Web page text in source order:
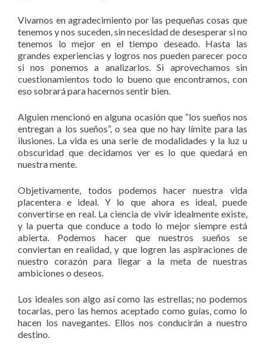
Vivamos en agradecimiento por las pequeñas cosas que
tenemos y nos suceden, sin necesidad de desesperar si no
tenemos lo mejor en el tiempo deseado. Hasta las
grandes experiencias y logros nos pueden parecer poco
si nos ponemos a analizarlos. Si aprovechamos sin
cuestionamientos todo lo bueno que encontramos, con
eso sobrará para hacernos sentir bien.
Alguien mencionó en alguna ocasión que “los sueños nos
entregan a los sueños”, o sea que no hay límite para las
ilusiones. La vida es una serie de modalidades y la luz u
obscuridad que decidamos ver es lo que quedará en
nuestra mente.
Objetivamente, todos podemos hacer nuestra vida
placentera e ideal. Y lo que ahora es ideal, puede
convertirse en real. La ciencia de vivir idealmente existe,
y la puerta que conduce a todo lo mejor siempre está
abierta. Podemos hacer que nuestros sueños se
conviertan en realidad, y que logren las aspiraciones de
nuestro corazón para llegar a la meta de nuestras
ambiciones o deseos.
Los ideales son algo así como las estrellas; no podemos
tocarlas, pero las hemos aceptado como guías, como lo
hacen los navegantes. Ellos nos conducirán a nuestro
destino.